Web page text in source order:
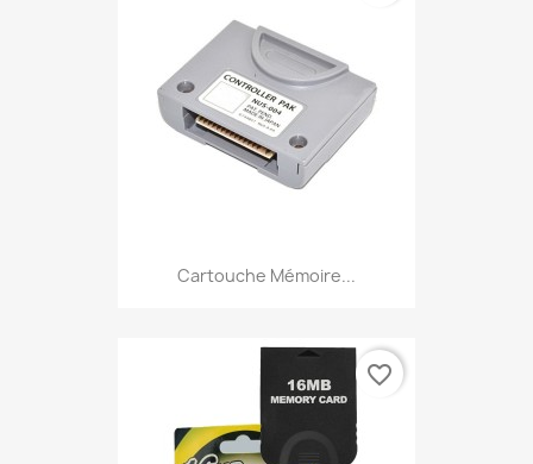
Cartouche Mémoire...
favorite_border